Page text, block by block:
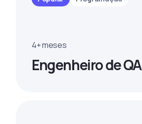
4+ meses
Engenheiro de QA